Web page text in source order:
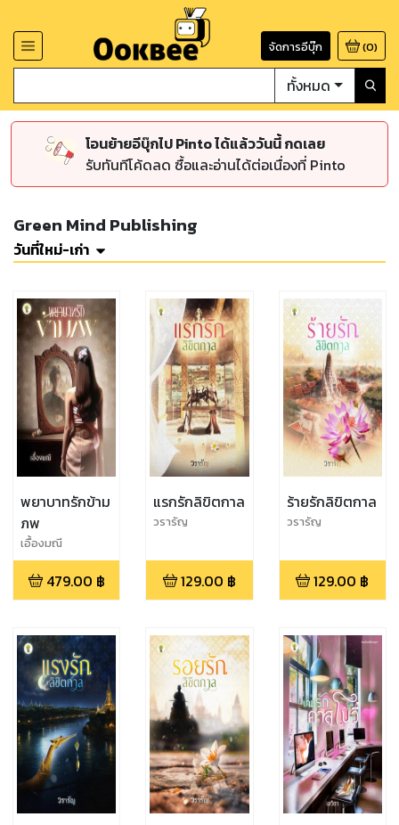
จัดการอีบุ๊ก (0)
ทั้งหมด
โอนย้ายอีบุ๊กไป Pinto ได้แล้ววันนี้ กดเลย
รับทันทีโค้ดลด ซื้อและอ่านได้ต่อเนื่องที่ Pinto
Green Mind Publishing
วันที่ใหม่-เก่า
พยาบาทรักข้าม
ภพ
เอื้องมณี
479.00 ฿
แรกรักลิขิตกาล
วรารัญ
129.00 ฿
ร้ายรักลิขิตกาล
วรารัญ
129.00 ฿